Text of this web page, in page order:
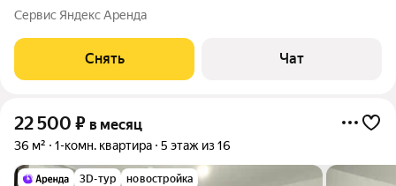
месяцев. Из техники есть: Телевизор Духовой шкаф
Стиральная машина Холодильник Кондиционер Дом -
монолитный, окна выходят во двор. Есть
Сервис Яндекс Аренда
Снять Чат
22 500 ₽ в месяц
36 м² 1-комн. квартира 5 этаж из 16
3D-тур новостройка